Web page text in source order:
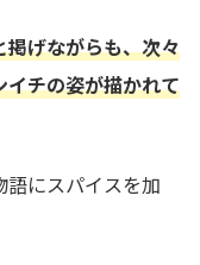
掲げながらも、次々
チの姿が描かれて
にスパイスを加